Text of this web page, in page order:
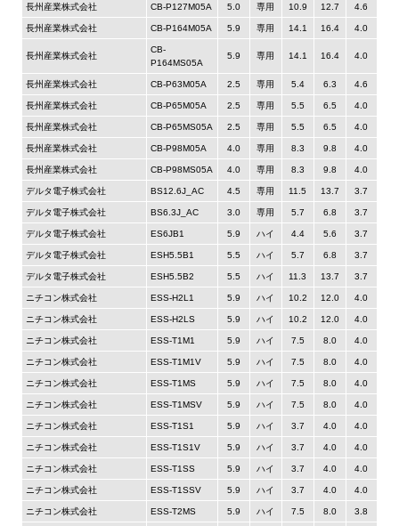
長州産業株式会社 CB-P127M05A 5.0 専用 10.9 12.7 4.6
長州産業株式会社 CB-P164M05A 5.9 専用 14.1 16.4 4.0
長州産業株式会社
CB-
P164MS05A
5.9 専用 14.1 16.4 4.0
長州産業株式会社 CB-P63M05A 2.5 専用 5.4 6.3 4.6
長州産業株式会社 CB-P65M05A 2.5 専用 5.5 6.5 4.0
長州産業株式会社 CB-P65MS05A 2.5 専用 5.5 6.5 4.0
長州産業株式会社 CB-P98M05A 4.0 専用 8.3 9.8 4.0
長州産業株式会社 CB-P98MS05A 4.0 専用 8.3 9.8 4.0
デルタ電子株式会社 BS12.6J_AC 4.5 専用 11.5 13.7 3.7
デルタ電子株式会社 BS6.3J_AC 3.0 専用 5.7 6.8 3.7
デルタ電子株式会社 ES6JB1 5.9 ハイ 4.4 5.6 3.7
デルタ電子株式会社 ESH5.5B1 5.5 ハイ 5.7 6.8 3.7
デルタ電子株式会社 ESH5.5B2 5.5 ハイ 11.3 13.7 3.7
ニチコン株式会社 ESS-H2L1 5.9 ハイ 10.2 12.0 4.0
ニチコン株式会社 ESS-H2LS 5.9 ハイ 10.2 12.0 4.0
ニチコン株式会社 ESS-T1M1 5.9 ハイ 7.5 8.0 4.0
ニチコン株式会社 ESS-T1M1V 5.9 ハイ 7.5 8.0 4.0
ニチコン株式会社 ESS-T1MS 5.9 ハイ 7.5 8.0 4.0
ニチコン株式会社 ESS-T1MSV 5.9 ハイ 7.5 8.0 4.0
ニチコン株式会社 ESS-T1S1 5.9 ハイ 3.7 4.0 4.0
ニチコン株式会社 ESS-T1S1V 5.9 ハイ 3.7 4.0 4.0
ニチコン株式会社 ESS-T1SS 5.9 ハイ 3.7 4.0 4.0
ニチコン株式会社 ESS-T1SSV 5.9 ハイ 3.7 4.0 4.0
ニチコン株式会社 ESS-T2MS 5.9 ハイ 7.5 8.0 3.8